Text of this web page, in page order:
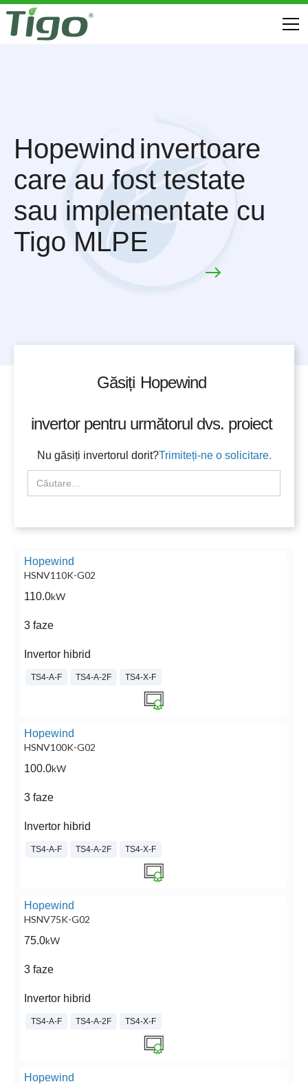
Hopewind invertoare
care au fost testate
sau implementate cu
Tigo MLPE
Găsiți Hopewind
invertor pentru următorul dvs. proiect
Nu găsiți invertorul dorit?Trimiteți-ne o solicitare.
Hopewind
HSNV110K-G02
110.0kW
3 faze
Invertor hibrid
TS4-A-F TS4-A-2F TS4-X-F
Hopewind
HSNV100K-G02
100.0kW
3 faze
Invertor hibrid
TS4-A-F TS4-A-2F TS4-X-F
Hopewind
HSNV75K-G02
75.0kW
3 faze
Invertor hibrid
TS4-A-F TS4-A-2F TS4-X-F
Hopewind